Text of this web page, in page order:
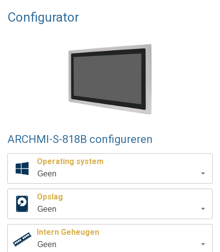
Configurator
ARCHMI-S-818B configureren
Operating system
Geen
Opslag
Geen
Intern Geheugen
Geen